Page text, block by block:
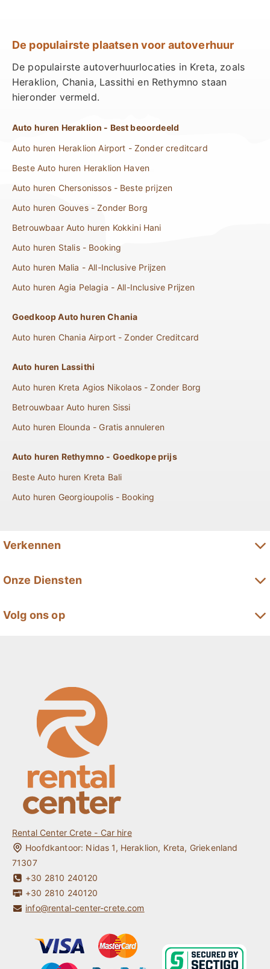
De populairste plaatsen voor autoverhuur
De populairste autoverhuurlocaties in Kreta, zoals
Heraklion, Chania, Lassithi en Rethymno staan
hieronder vermeld.
Auto huren Heraklion - Best beoordeeld
Auto huren Heraklion Airport - Zonder creditcard
Beste Auto huren Heraklion Haven
Auto huren Chersonissos - Beste prijzen
Auto huren Gouves - Zonder Borg
Betrouwbaar Auto huren Kokkini Hani
Auto huren Stalis - Booking
Auto huren Malia - All-Inclusive Prijzen
Auto huren Agia Pelagia - All-Inclusive Prijzen
Goedkoop Auto huren Chania
Auto huren Chania Airport - Zonder Creditcard
Auto huren Lassithi
Auto huren Kreta Agios Nikolaos - Zonder Borg
Betrouwbaar Auto huren Sissi
Auto huren Elounda - Gratis annuleren
Auto huren Rethymno - Goedkope prijs
Beste Auto huren Kreta Bali
Auto huren Georgioupolis - Booking
Verkennen
Minivanverhuur op Kreta
Hybride Auto Huren Kreta
Elektrische Auto huren Kreta
Kreta Auto Huren Zonder Kredietkaart
Jonge Bestuurder / Studentenauto Huren Kreta
One way Auto Huren Kreta
Onze Diensten
Locaties
Veel gestelde vragen
Contact
Kreta Reisgids
Mijn Reservering
Volg ons op
Rental Center Crete - Car hire
Hoofdkantoor: Nidas 1, Heraklion, Kreta, Griekenland
71307
+30 2810 240120
+30 2810 240120
info@rental-center-crete.com